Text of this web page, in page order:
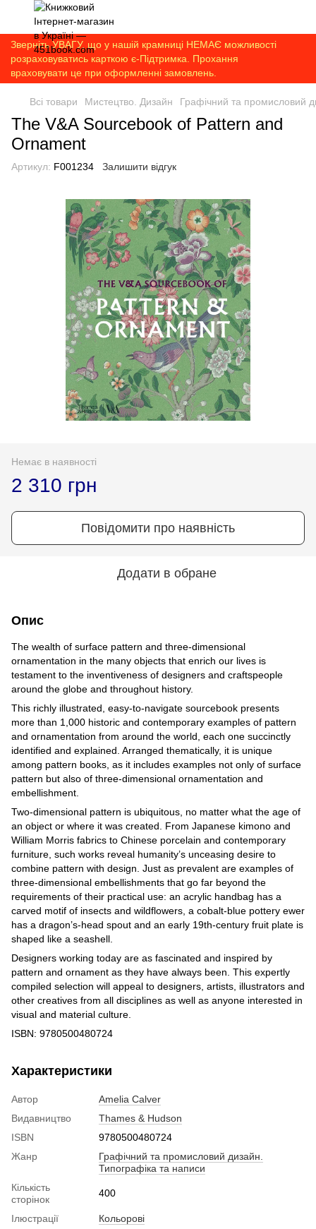
Зверніть УВАГУ, що у нашій крамниці НЕМАЄ можливості
розраховуватись карткою є-Підтримка. Прохання
враховувати це при оформленні замовлень.
Всі товари Мистецтво. Дизайн Графічний та промисловий
The V&A Sourcebook of Pattern and
Ornament
Артикул: F001234 Залишити відгук
Немає в наявності
2 310 грн
Повідомити про наявність
Додати в обране
Опис
The wealth of surface pattern and three-dimensional
ornamentation in the many objects that enrich our lives is
testament to the inventiveness of designers and craftspeople
around the globe and throughout history.
This richly illustrated, easy-to-navigate sourcebook presents
more than 1,000 historic and contemporary examples of pattern
and ornamentation from around the world, each one succinctly
identified and explained. Arranged thematically, it is unique
among pattern books, as it includes examples not only of surface
pattern but also of three-dimensional ornamentation and
embellishment.
Two-dimensional pattern is ubiquitous, no matter what the age of
an object or where it was created. From Japanese kimono and
William Morris fabrics to Chinese porcelain and contemporary
furniture, such works reveal humanity’s unceasing desire to
combine pattern with design. Just as prevalent are examples of
three-dimensional embellishments that go far beyond the
requirements of their practical use: an acrylic handbag has a
carved motif of insects and wildflowers, a cobalt-blue pottery ewer
has a dragon’s-head spout and an early 19th-century fruit plate is
shaped like a seashell.
Designers working today are as fascinated and inspired by
pattern and ornament as they have always been. This expertly
compiled selection will appeal to designers, artists, illustrators and
other creatives from all disciplines as well as anyone interested in
visual and material culture.
ISBN: 9780500480724
Характеристики
Автор
Amelia Calver
Видавництво
Thames & Hudson
ISBN
9780500480724
Жанр
Графічний та промисловий дизайн.
Типографіка та написи
Кількість
сторінок
400
Ілюстрації
Кольорові